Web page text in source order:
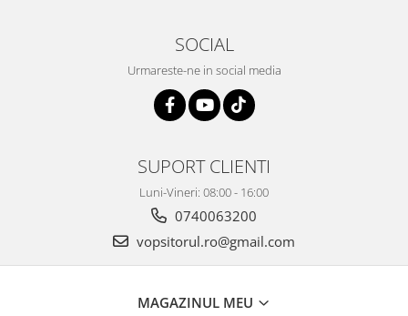
SOCIAL
Urmareste-ne in social media
SUPORT CLIENTI
Luni-Vineri: 08:00 - 16:00
0740063200
vopsitorul.ro@gmail.com
MAGAZINUL MEU